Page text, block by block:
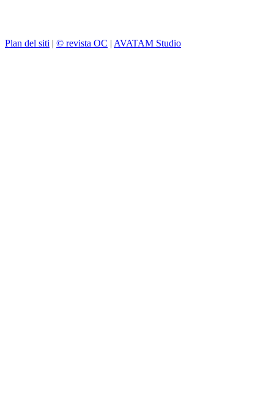
Plan del siti | © revista OC | AVATAM Studio